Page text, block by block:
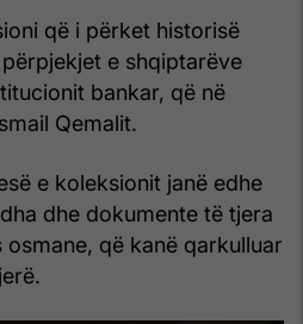
që i përket historisë
e shqiptarëve
bankar, që në
Qemalit.
e koleksionit janë edhe
dhe dokumente të tjera
që kanë qarkulluar